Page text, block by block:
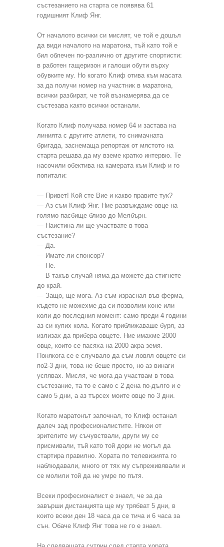
състезанието на старта се появява 61
годишният Клиф Янг.
От началото всички си мислят, че той е дошъл
да види началото на маратона, тъй като той е
бил облечен по-различно от другите спортисти:
в работен гащеризон и галоши обути върху
обувките му. Но когато Клиф отива към масата
за да получи номер на участник в маратона,
всички разбират, че той възнамерява да се
състезава както всички останали.
Когато Клиф получава номер 64 и застава на
линията с другите атлети, то снимачната
бригада, заснемаща репортаж от мястото на
старта решава да му вземе кратко интервю. Те
насочили обектива на камерата към Клиф и го
попитали:
— Привет! Кой сте Вие и какво правите тук?
— Аз съм Клиф Янг. Ние развъждаме овце на
голямо пасбище близо до Мелбърн.
— Наистина ли ще участвате в това
състезание?
— Да.
— Имате ли спонсор?
— Не.
— В такъв случай няма да можете да стигнете
до край.
— Защо, ще мога. Аз съм израснал във ферма,
където не можехме да си позволим коне или
коли до последния момент: само преди 4 години
аз си купих кола. Когато приближаваше буря, аз
излизах да прибера овцете. Ние имахме 2000
овце, които се пасяха на 2000 акра земя.
Понякога се е случвало да съм ловял овцете си
по2-3 дни, това не беше просто, но аз винаги
успявах. Мисля, че мога да участвам в това
състезание, та то е само с 2 дена по-дълго и е
само 5 дни, а аз търсех моите овце по 3 дни.
Когато маратонът започнал, то Клиф останал
далеч зад професионалистите. Някои от
зрителите му съчувствали, други му се
присмивали, тъй като той дори не могъл да
стартира правилно. Хората по телевизията го
наблюдавали, много от тях му съпреживявали и
се молили той да не умре по пътя.
Всеки професионалист е знаел, че за да
завърши дистанцията ще му трябват 5 дни, в
които всеки ден 18 часа да се тича и 6 часа за
сън. Обаче Клиф Янг това не го е знаел.